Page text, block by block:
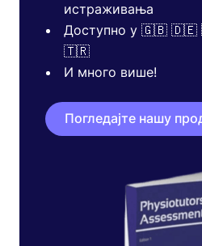
истраживања
Доступно у 🇬🇧
🇹🇷
И много више!
Погледајте нашу